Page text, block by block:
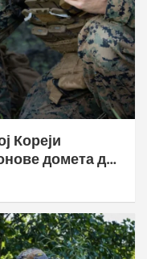
Кореји
домета до